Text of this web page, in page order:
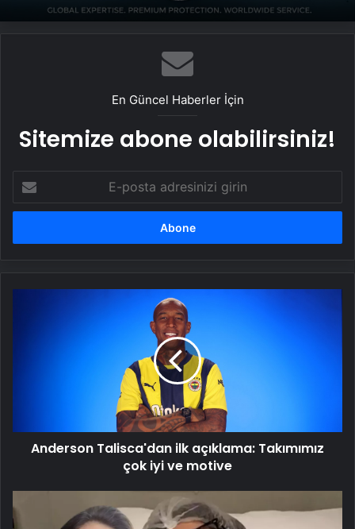
Yeni Dünya Düzensizliği Çağında Türk Dış
Politikası ve Hakan Fidan Faktörü
En Güncel Haberler İçin
Sitemize abone olabilirsiniz!
posta
adresinizi
motive
Anderson Talisca'dan ilk açıklama: Takımımız
çok iyi ve motive